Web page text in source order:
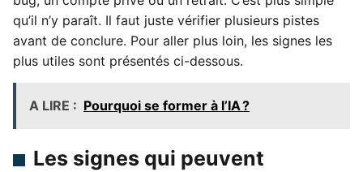
qu’il n’y paraît. Il faut juste vérifier plusieurs pistes
avant de conclure. Pour aller plus loin, les signes les
plus utiles sont présentés ci-dessous.
A LIRE : Pourquoi se former à l’IA ?
Les signes qui peuvent